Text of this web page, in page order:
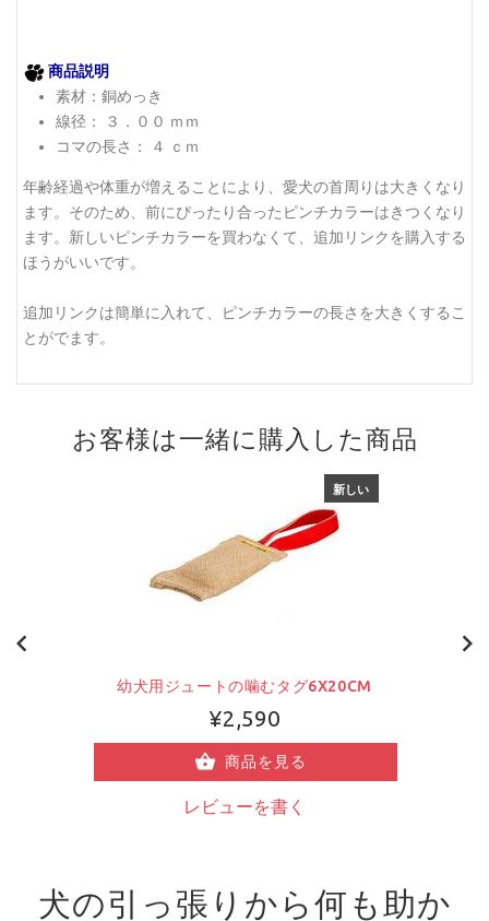
商品説明
素材：銅めっき
線径： ３．００ ｍｍ
コマの長さ： ４ ｃｍ
年齢経過や体重が増えることにより、愛犬の首周りは大きくなり
ます。そのため、前にぴったり合ったピンチカラーはきつくなり
ます。新しいピンチカラーを買わなくて、追加リンクを購入する
ほうがいいです。
追加リンクは簡単に入れて、ピンチカラーの長さを大きくするこ
とがでます。
お客様は一緒に購入した商品
新しい
幼犬用ジュートの噛むタグ6X20CM
¥2,590
商品を見る
レビューを書く
犬の引っ張りから何も助か